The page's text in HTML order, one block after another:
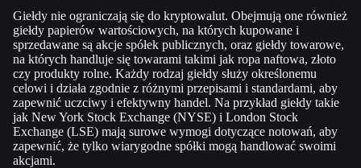
Giełdy nie ograniczają się do kryptowalut. Obejmują one również
giełdy papierów wartościowych, na których kupowane i
sprzedawane są akcje spółek publicznych, oraz giełdy towarowe,
na których handluje się towarami takimi jak ropa naftowa, złoto
czy produkty rolne. Każdy rodzaj giełdy służy określonemu
celowi i działa zgodnie z różnymi przepisami i standardami, aby
zapewnić uczciwy i efektywny handel. Na przykład giełdy takie
jak New York Stock Exchange (NYSE) i London Stock
Exchange (LSE) mają surowe wymogi dotyczące notowań, aby
zapewnić, że tylko wiarygodne spółki mogą handlować swoimi
akcjami.